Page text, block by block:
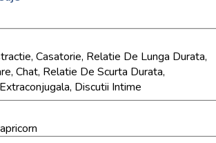
Casatorie, Relatie De Lunga Durata,
Chat, Relatie De Scurta Durata,
Discutii Intime